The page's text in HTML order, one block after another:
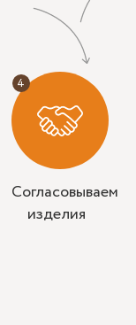
Согласовываем
изделия